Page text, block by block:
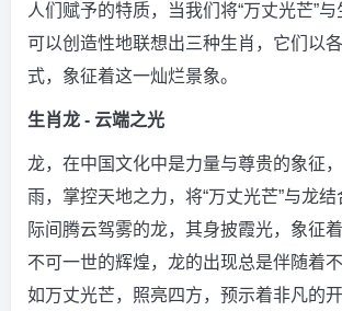
人们赋予的特质，当我们将“万丈光芒”与
可以创造性地联想出三种生肖，它们以
式，象征着这一灿烂景象。
生肖龙 - 云端之光
龙，在中国文化中是力量与尊贵的象征
雨，掌控天地之力，将“万丈光芒”与龙
际间腾云驾雾的龙，其身披霞光，象征
不可一世的辉煌，龙的出现总是伴随着
如万丈光芒，照亮四方，预示着非凡的